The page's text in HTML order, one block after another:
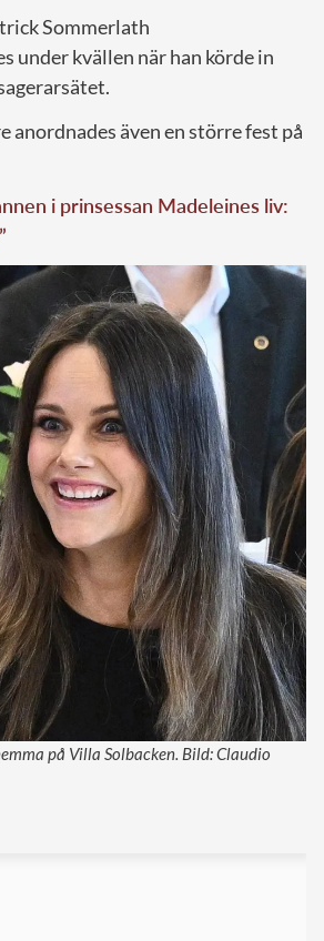
Sommerlath
under kvällen när han körde in
anordnades även en större fest på
i prinsessan Madeleines liv:
på Villa Solbacken. Bild: Claudio